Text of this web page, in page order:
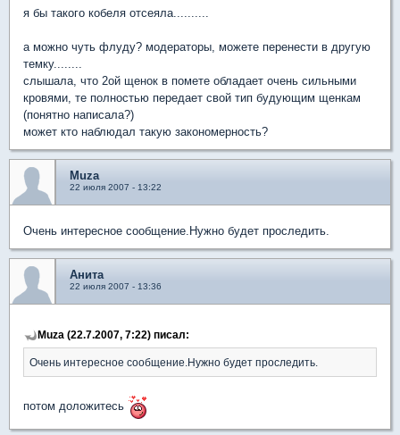
я бы такого кобеля отсеяла..........
а можно чуть флуду? модераторы, можете перенести в другую
темку........
слышала, что 2ой щенок в помете обладает очень сильными
кровями, те полностью передает свой тип будующим щенкам
(понятно написала?)
может кто наблюдал такую закономерность?
Muza
22 июля 2007 - 13:22
Очень интересное сообщение.Нужно будет проследить.
Анита
22 июля 2007 - 13:36
Muza (22.7.2007, 7:22) писал:
Очень интересное сообщение.Нужно будет проследить.
потом доложитесь